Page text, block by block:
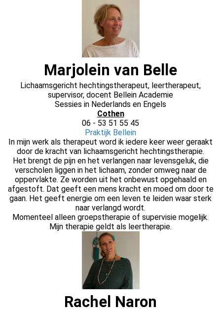
Marjolein van Belle
Lichaamsgericht hechtingstherapeut, leertherapeut,
supervisor, docent Bellein Academie
Sessies in Nederlands en Engels
Cothen
06 - 53 51 55 45
Praktijk Bellein
In mijn werk als therapeut word ik iedere keer weer geraakt
door de kracht van lichaamsgericht hechtingstherapie.
Het brengt de pijn en het verlangen naar levensgeluk, die
verscholen liggen in het lichaam, zonder omweg naar de
oppervlakte. Ze worden uit het onbewust opgehaald en
afgestoft. Dat geeft een mens kracht en moed om door te
gaan. Het geeft energie om een leven te leiden waar sterk
naar verlangd wordt.
Momenteel alleen groepstherapie of supervisie mogelijk.
Mijn therapie geldt als leertherapie.
Rachel Naron